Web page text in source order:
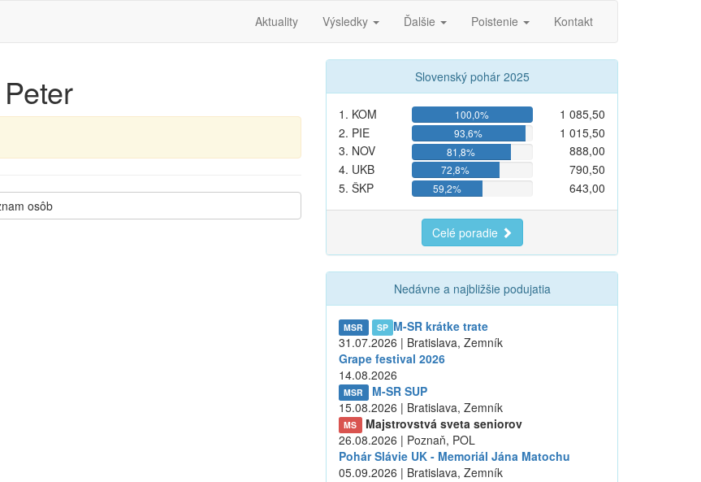
Aktuality Výsledky Ďalšie Poistenie Kontakt
Peter
osôb
Slovenský pohár 2025
1. KOM 100,0%
1 085,50
2. PIE
93,6%
1 015,50
3. NOV
81,8%
888,00
4. UKB
72,8%
790,50
5. ŠKP
59,2% 643,00
Celé poradie
Nedávne a najbližšie podujatia
MSR SP M-SR krátke trate
31.07.2026 | Bratislava, Zemník
Grape festival 2026
14.08.2026
MSR
M-SR SUP
15.08.2026 | Bratislava, Zemník
MS
Majstrovstvá sveta seniorov
26.08.2026 | Poznaň, POL
Pohár Slávie UK - Memoriál Jána Matochu
05.09.2026 | Bratislava, Zemník